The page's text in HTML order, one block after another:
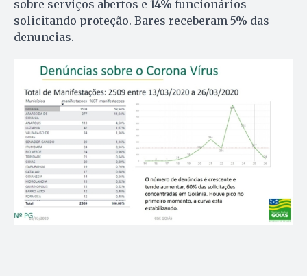
sobre serviços abertos e 14% funcionários
solicitando proteção. Bares receberam 5% das
denuncias.